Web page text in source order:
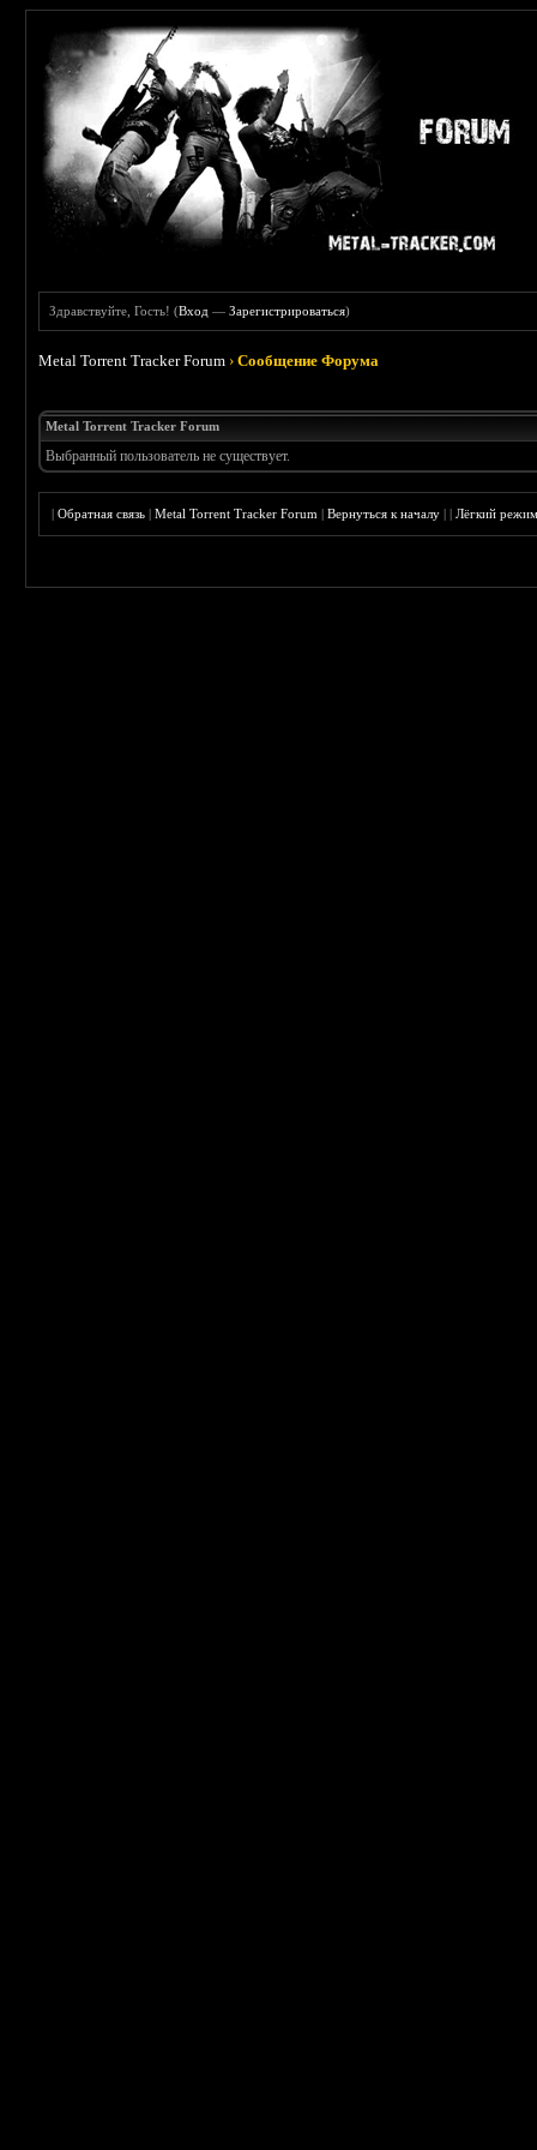
Здравствуйте, Гость! (Вход —Зарегистрироваться)
Metal Torrent Tracker Forum ›Сообщение Форума
Metal Torrent Tracker Forum
Выбранный пользователь не существует.
|Обратная связь |Metal Torrent Tracker Forum |Вернуться к началу ||Лёгкий